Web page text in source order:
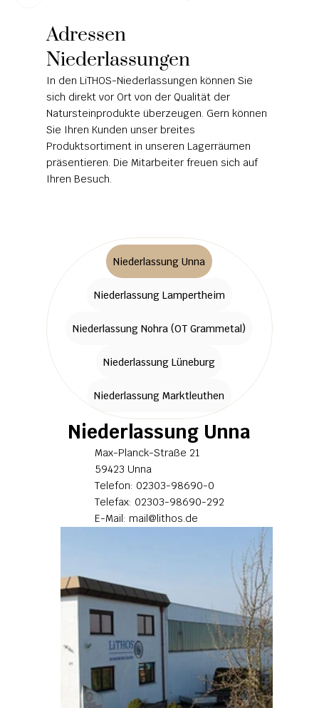
URNENANLAGEN
LEUCHTGRABMALE
ACCESSOIRES
KONTAKT
ADRESSEN NIEDERLASSUNGEN
ÖFFNUNGSZEITEN
STELLENANGEBOTE
Adressen
Niederlassungen
In den LiTHOS-Niederlassungen können Sie
sich direkt vor Ort von der Qualität der
Natursteinprodukte überzeugen. Gern können
Sie Ihren Kunden unser breites
Produktsortiment in unseren Lagerräumen
präsentieren. Die Mitarbeiter freuen sich auf
Ihren Besuch.
Niederlassung Unna
Niederlassung Lampertheim
Niederlassung Nohra (OT Grammetal)
Niederlassung Lüneburg
Niederlassung Marktleuthen
Niederlassung Unna
Max-Planck-Straße 21
59423 Unna
Telefon: 02303-98690-0
Telefax: 02303-98690-292
E-Mail: mail@lithos.de